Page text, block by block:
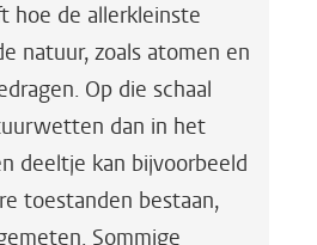
hoe de allerkleinste
natuur, zoals atomen en
Op die schaal
dan in het
deeltje kan bijvoorbeeld
toestanden bestaan,
Sommige